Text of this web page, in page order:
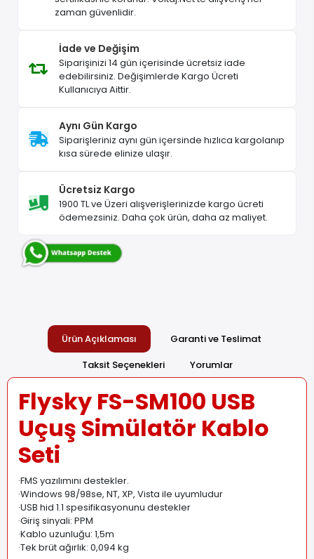
zaman güvenlidir.
İade ve Değişim
Siparişinizi 14 gün içerisinde ücretsiz iade
edebilirsiniz. Değişimlerde Kargo Ücreti
Kullanıcıya Aittir.
Aynı Gün Kargo
Siparişleriniz aynı gün içersinde hızlıca kargolanıp
kısa sürede elinize ulaşır.
Ücretsiz Kargo
1900 TL ve Üzeri alışverişlerinizde kargo ücreti
ödemezsiniz. Daha çok ürün, daha az maliyet.
Ürün Açıklaması
Garanti ve Teslimat
Taksit Seçenekleri
Yorumlar
Flysky FS-SM100 USB
Uçuş Simülatör Kablo
Seti
·FMS yazılımını destekler.
·Windows 98/98se, NT, XP, Vista ile uyumludur
·USB hid 1.1 spesifikasyonunu destekler
·Giriş sinyali: PPM
·Kablo uzunluğu: 1,5m
·Tek brüt ağırlık: 0,094 kg